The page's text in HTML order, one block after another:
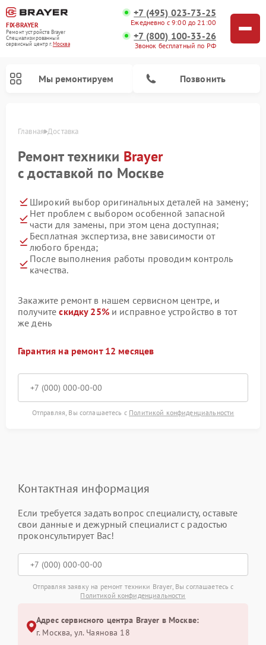
FIX-BRAYER
Ремонт устройств Brayer
Специализированный
cервисный центр г.Москва
+7 (495) 023-73-25
Ежедневно с 9:00 до 21:00
+7 (800) 100-33-26
Звонок бесплатный по РФ
Мы ремонтируем Позвонить
Главная Доставка
Ремонт техники Brayer
с доставкой по Москве
Широкий выбор оригинальных деталей на замену;
Нет проблем с выбором особенной запасной
части для замены, при этом цена доступная;
Бесплатная экспертиза, вне зависимости от
любого бренда;
После выполнения работы проводим контроль
качества.
Закажите ремонт в нашем сервисном центре, и
получитескидку 25%и исправное устройство в тот
же день
Гарантия на ремонт 12 месяцев
Отправляя, Вы соглашаетесь с Политикой конфиденциальности
Контактная информация
Если требуется задать вопрос специалисту, оставьте
свои данные и дежурный специалист с радостью
проконсультирует Вас!
Отправляя заявку на ремонт техники Brayer, Вы соглашаетесь с
Политикой конфиденциальности
Адрес сервисного центра Brayer в Москве:
г. Москва, ул. Чаянова 18